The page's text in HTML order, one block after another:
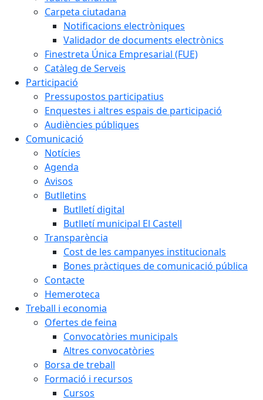
Carpeta ciutadana
Notificacions electròniques
Validador de documents electrònics
Finestreta Única Empresarial (FUE)
Catàleg de Serveis
Participació
Pressupostos participatius
Enquestes i altres espais de participació
Audiències públiques
Comunicació
Notícies
Agenda
Avisos
Butlletins
Butlletí digital
Butlletí municipal El Castell
Transparència
Cost de les campanyes institucionals
Bones pràctiques de comunicació pública
Contacte
Hemeroteca
Treball i economia
Ofertes de feina
Convocatòries municipals
Altres convocatòries
Borsa de treball
Formació i recursos
Cursos